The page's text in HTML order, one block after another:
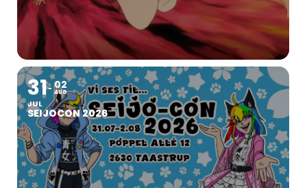
31
JUL
02
AUG
SEIJOCON 2026